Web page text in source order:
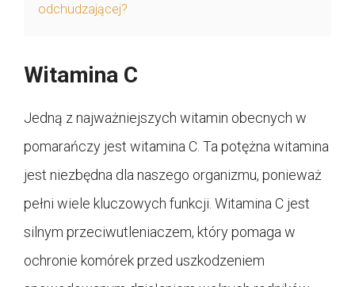
odchudzającej?
Witamina C
Jedną z najważniejszych witamin obecnych w
pomarańczy jest witamina C. Ta potężna witamina
jest niezbędna dla naszego organizmu, ponieważ
pełni wiele kluczowych funkcji. Witamina C jest
silnym przeciwutleniaczem, który pomaga w
ochronie komórek przed uszkodzeniem